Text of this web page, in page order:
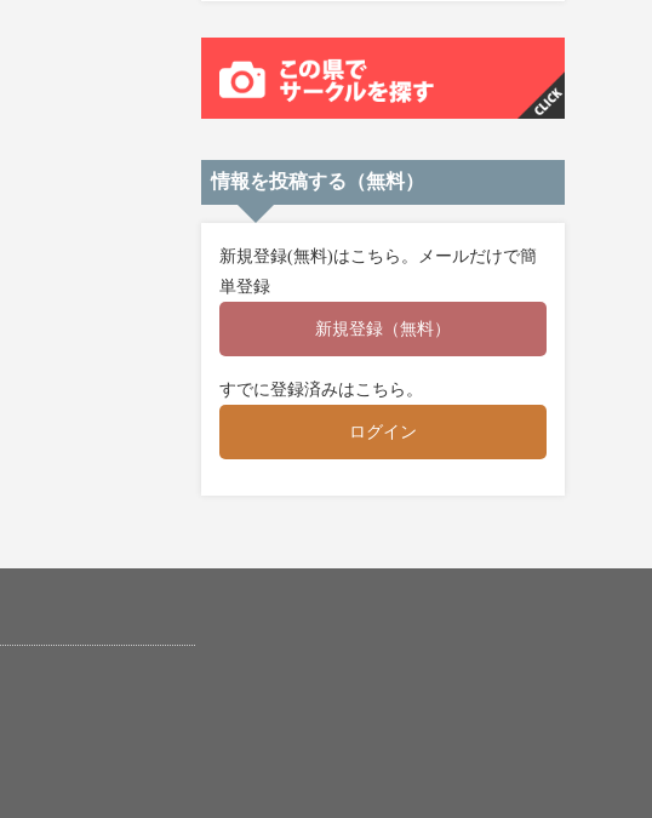
情報を投稿する（無料）
新規登録(無料)はこちら。メールだけで簡
単登録
新規登録（無料）
すでに登録済みはこちら。
ログイン